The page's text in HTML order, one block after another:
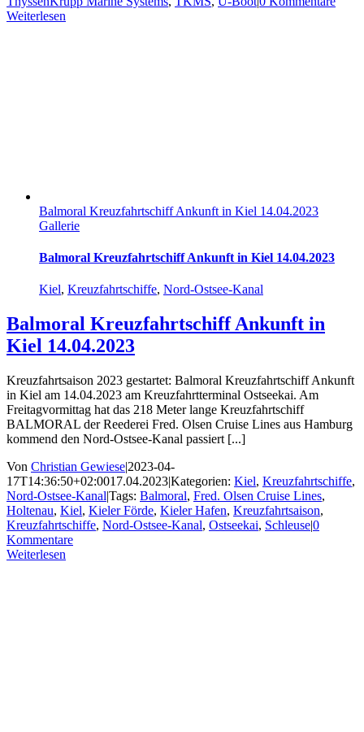
Weiterlesen
Balmoral Kreuzfahrtschiff Ankunft in Kiel 14.04.2023
Gallerie
Balmoral Kreuzfahrtschiff Ankunft in Kiel 14.04.2023
Kiel, Kreuzfahrtschiffe, Nord-Ostsee-Kanal
Balmoral Kreuzfahrtschiff Ankunft in
Kiel 14.04.2023
Kreuzfahrtsaison 2023 gestartet: Balmoral Kreuzfahrtschiff Ankunft
in Kiel am 14.04.2023 am Kreuzfahrtterminal Ostseekai. Am
Freitagvormittag hat das 218 Meter lange Kreuzfahrtschiff
BALMORAL der Reederei Fred. Olsen Cruise Lines aus Hamburg
kommend den Nord-Ostsee-Kanal passiert [...]
Von Christian Gewiese|2023-04-
17T14:36:50+02:0017.04.2023|Kategorien: Kiel, Kreuzfahrtschiffe,
Nord-Ostsee-Kanal|Tags: Balmoral, Fred. Olsen Cruise Lines,
Holtenau, Kiel, Kieler Förde, Kieler Hafen, Kreuzfahrtsaison,
Kreuzfahrtschiffe, Nord-Ostsee-Kanal, Ostseekai, Schleuse|0
Kommentare
Weiterlesen